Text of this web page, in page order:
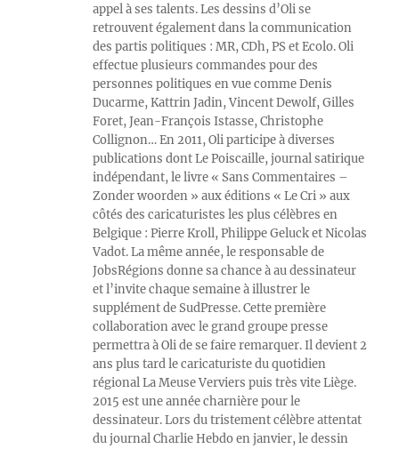
appel à ses talents. Les dessins d’Oli se
retrouvent également dans la communication
des partis politiques : MR, CDh, PS et Ecolo. Oli
effectue plusieurs commandes pour des
personnes politiques en vue comme Denis
Ducarme, Kattrin Jadin, Vincent Dewolf, Gilles
Foret, Jean-François Istasse, Christophe
Collignon… En 2011, Oli participe à diverses
publications dont Le Poiscaille, journal satirique
indépendant, le livre « Sans Commentaires –
Zonder woorden » aux éditions « Le Cri » aux
côtés des caricaturistes les plus célèbres en
Belgique : Pierre Kroll, Philippe Geluck et Nicolas
Vadot. La même année, le responsable de
JobsRégions donne sa chance à au dessinateur
et l’invite chaque semaine à illustrer le
supplément de SudPresse. Cette première
collaboration avec le grand groupe presse
permettra à Oli de se faire remarquer. Il devient 2
ans plus tard le caricaturiste du quotidien
régional La Meuse Verviers puis très vite Liège.
2015 est une année charnière pour le
dessinateur. Lors du tristement célèbre attentat
du journal Charlie Hebdo en janvier, le dessin